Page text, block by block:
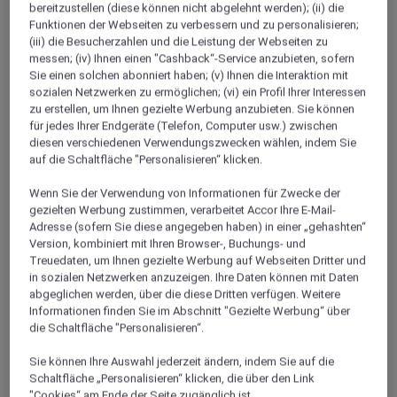
Ludwigstrasse 43, 85399, munich,
Deutschland
+49 811 888 0
Über dieses Restaurant
Unser Mövenpick Restaurant mit offener Showküche
und außergewöhnlichem Wintergarten bietet Ihnen
während der Restaurantöffnungszeiten kulinarische
Highlights. Beginnen Sie Ihren Tag mit einem
gesunden und köstlichen Frühstück aus der
Speisekarte oder genießen Sie unser reichhaltiges
Frühstücksbuffet. Genießen Sie einen entspannten
bereitzustellen (diese können nicht abgelehnt werden); (ii) die
Funktionen der Webseiten zu verbessern und zu personalisieren;
(iii) die Besucherzahlen und die Leistung der Webseiten zu
messen; (iv) Ihnen einen "Cashback“-Service anzubieten, sofern
Sie einen solchen abonniert haben; (v) Ihnen die Interaktion mit
sozialen Netzwerken zu ermöglichen; (vi) ein Profil Ihrer Interessen
zu erstellen, um Ihnen gezielte Werbung anzubieten. Sie können
für jedes Ihrer Endgeräte (Telefon, Computer usw.) zwischen
diesen verschiedenen Verwendungszwecken wählen, indem Sie
auf die Schaltfläche "Personalisieren“ klicken.
Wenn Sie der Verwendung von Informationen für Zwecke der
gezielten Werbung zustimmen, verarbeitet Accor Ihre E-Mail-
Adresse (sofern Sie diese angegeben haben) in einer „gehashten“
Version, kombiniert mit Ihren Browser-, Buchungs- und
Treuedaten, um Ihnen gezielte Werbung auf Webseiten Dritter und
in sozialen Netzwerken anzuzeigen. Ihre Daten können mit Daten
abgeglichen werden, über die diese Dritten verfügen. Weitere
Informationen finden Sie im Abschnitt "Gezielte Werbung“ über
die Schaltfläche "Personalisieren“.
Sie können Ihre Auswahl jederzeit ändern, indem Sie auf die
Schaltfläche „Personalisieren“ klicken, die über den Link